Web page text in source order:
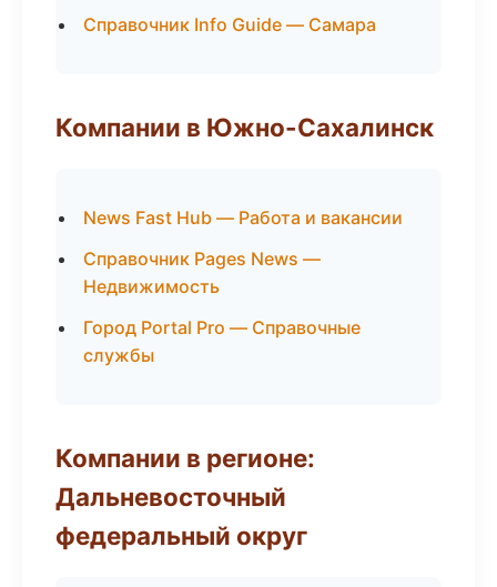
Справочник Info Guide — Самара
Компании в Южно-Сахалинск
News Fast Hub — Работа и вакансии
Справочник Pages News —
Недвижимость
Город Portal Pro — Справочные
службы
Компании в регионе:
Дальневосточный
федеральный округ